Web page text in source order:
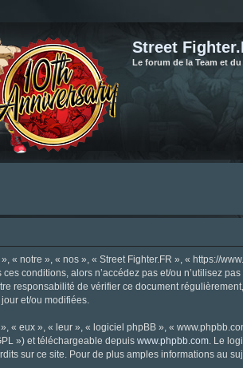
Street
Le forum de la Team et du
« notre », « nos », « Street Fighter.FR », « https://
conditions, alors n’accédez pas et/ou n’utilisez
responsabilité de vérifier ce document
et/ou modifiées.
« eux », « leur », « logiciel phpBB », «
») et téléchargeable depuis www.phpbb.com. Le
sur ce site. Pour de plus amples informations au